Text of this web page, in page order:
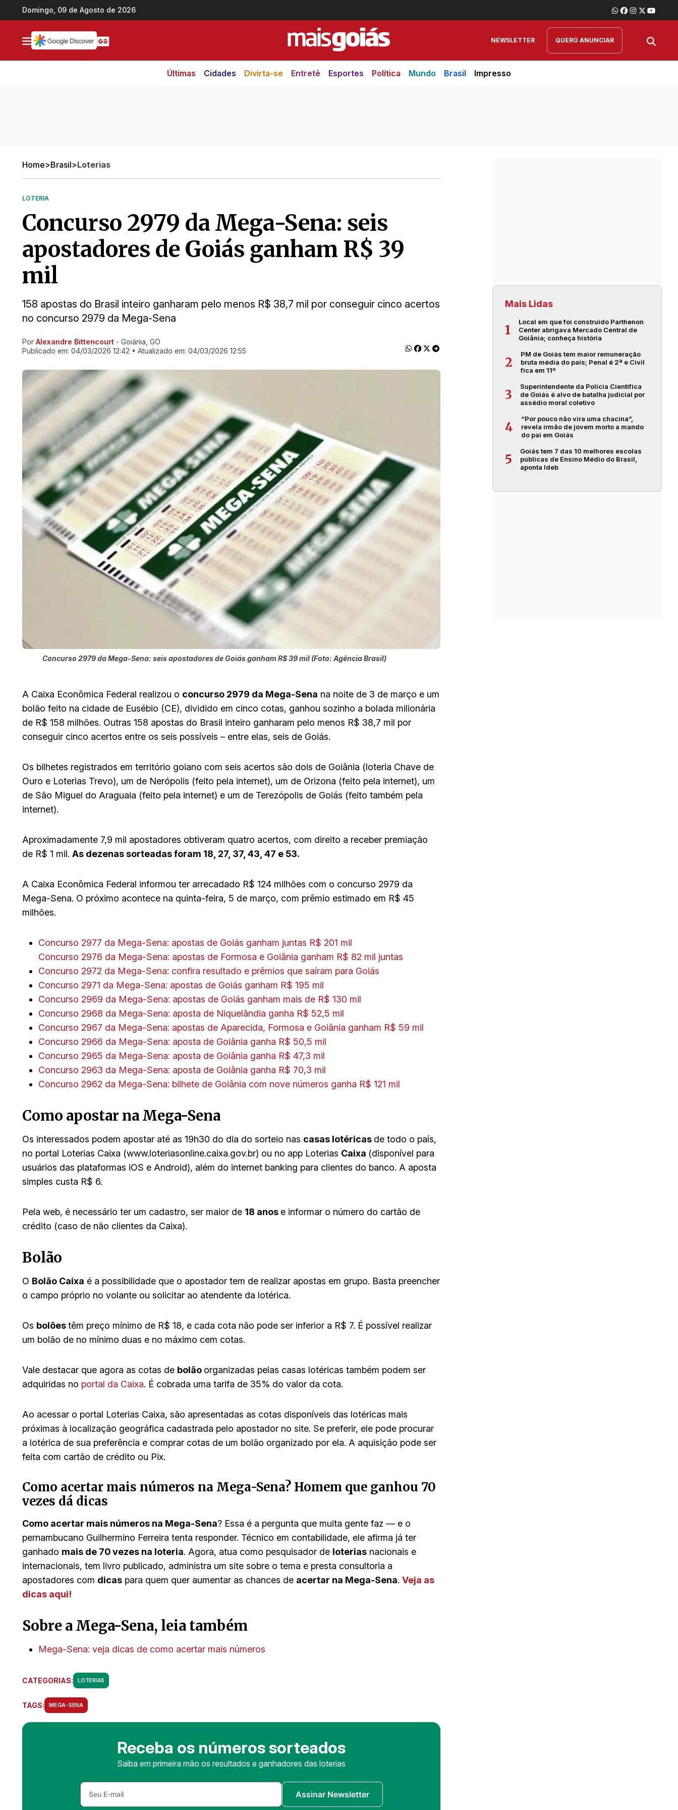
Ir direto pro conteúdo
Domingo, 09 de Agosto de 2026
NEWSLETTER QUERO ANUNCIAR
Últimas Cidades Divirta-se Entretê Esportes Política Mundo Brasil Impresso
Home>Brasil>Loterias
LOTERIA
Concurso 2979 da Mega-Sena: seis
apostadores de Goiás ganham R$ 39
mil
158 apostas do Brasil inteiro ganharam pelo menos R$ 38,7 mil por conseguir cinco acertos
no concurso 2979 da Mega-Sena
Ir direto pra matéria
Por Alexandre Bittencourt - Goiânia, GO
Publicado em: 04/03/2026 12:42 • Atualizado em: 04/03/2026 12:55
Concurso 2979 da Mega-Sena: seis apostadores de Goiás ganham R$ 39 mil (Foto: Agência Brasil)
A Caixa Econômica Federal realizou o concurso 2979 da Mega-Sena na noite de 3 de março e um
bolão feito na cidade de Eusébio (CE), dividido em cinco cotas, ganhou sozinho a bolada milionária
de R$ 158 milhões. Outras 158 apostas do Brasil inteiro ganharam pelo menos R$ 38,7 mil por
conseguir cinco acertos entre os seis possíveis – entre elas, seis de Goiás.
Os bilhetes registrados em território goiano com seis acertos são dois de Goiânia (loteria Chave de
Ouro e Loterias Trevo), um de Nerópolis (feito pela internet), um de Orizona (feito pela internet), um
de São Miguel do Araguaia (feito pela internet) e um de Terezópolis de Goiás (feito também pela
internet).
Aproximadamente 7,9 mil apostadores obtiveram quatro acertos, com direito a receber premiação
de R$ 1 mil. As dezenas sorteadas foram 18, 27, 37, 43, 47 e 53.
A Caixa Econômica Federal informou ter arrecadado R$ 124 milhões com o concurso 2979 da
Mega-Sena. O próximo acontece na quinta-feira, 5 de março, com prêmio estimado em R$ 45
milhões.
Concurso 2977 da Mega-Sena: apostas de Goiás ganham juntas R$ 201 mil
Concurso 2976 da Mega-Sena: apostas de Formosa e Goiânia ganham R$ 82 mil juntas
Concurso 2972 da Mega-Sena: confira resultado e prêmios que saíram para Goiás
Concurso 2971 da Mega-Sena: apostas de Goiás ganham R$ 195 mil
Concurso 2969 da Mega-Sena: apostas de Goiás ganham mais de R$ 130 mil
Concurso 2968 da Mega-Sena: aposta de Niquelândia ganha R$ 52,5 mil
Concurso 2967 da Mega-Sena: apostas de Aparecida, Formosa e Goiânia ganham R$ 59 mil
Concurso 2966 da Mega-Sena: aposta de Goiânia ganha R$ 50,5 mil
Concurso 2965 da Mega-Sena: aposta de Goiânia ganha R$ 47,3 mil
Concurso 2963 da Mega-Sena: aposta de Goiânia ganha R$ 70,3 mil
Concurso 2962 da Mega-Sena: bilhete de Goiânia com nove números ganha R$ 121 mil
Como apostar na Mega-Sena
Os interessados podem apostar até as 19h30 do dia do sorteio nas casas lotéricas de todo o país,
no portal Loterias Caixa (www.loteriasonline.caixa.gov.br) ou no app Loterias Caixa (disponível para
usuários das plataformas iOS e Android), além do internet banking para clientes do banco. A aposta
simples custa R$ 6.
Pela web, é necessário ter um cadastro, ser maior de 18 anos e informar o número do cartão de
crédito (caso de não clientes da Caixa).
Bolão
O Bolão Caixa é a possibilidade que o apostador tem de realizar apostas em grupo. Basta preencher
o campo próprio no volante ou solicitar ao atendente da lotérica.
Os bolõestêm preço mínimo de R$ 18, e cada cota não pode ser inferior a R$ 7. É possível realizar
um bolão de no mínimo duas e no máximo cem cotas.
Vale destacar que agora as cotas de bolão organizadas pelas casas lotéricas também podem ser
adquiridas no portal da Caixa. É cobrada uma tarifa de 35% do valor da cota.
Ao acessar o portal Loterias Caixa, são apresentadas as cotas disponíveis das lotéricas mais
próximas à localização geográfica cadastrada pelo apostador no site. Se preferir, ele pode procurar
a lotérica de sua preferência e comprar cotas de um bolão organizado por ela. A aquisição pode ser
feita com cartão de crédito ou Pix.
Como acertar mais números na Mega-Sena? Homem que ganhou 70
vezes dá dicas
Como acertar mais números na Mega-Sena? Essa é a pergunta que muita gente faz — e o
pernambucano Guilhermino Ferreira tenta responder. Técnico em contabilidade, ele afirma já ter
ganhado mais de 70 vezes na loteria. Agora, atua como pesquisador de loterias nacionais e
internacionais, tem livro publicado, administra um site sobre o tema e presta consultoria a
apostadores com dicas para quem quer aumentar as chances de acertar na Mega-Sena. Veja as
dicas aqui!
Sobre a Mega-Sena, leia também
Mega-Sena: veja dicas de como acertar mais números
CATEGORIAS: LOTERIAS
TAGS: MEGA-SENA
Receba os números sorteados
Saiba em primeira mão os resultados e ganhadores das loterias
Assinar Newsletter
Mais Lidas
1
Local em que foi construído Parthenon
Center abrigava Mercado Central de
Goiânia; conheça história
2
PM de Goiás tem maior remuneração
bruta média do país; Penal é 2ª e Civil
fica em 11º
3
Superintendente da Polícia Científica
de Goiás é alvo de batalha judicial por
assédio moral coletivo
4
“Por pouco não vira uma chacina”,
revela irmão de jovem morto a mando
do pai em Goiás
5
Goiás tem 7 das 10 melhores escolas
públicas de Ensino Médio do Brasil,
aponta Ideb